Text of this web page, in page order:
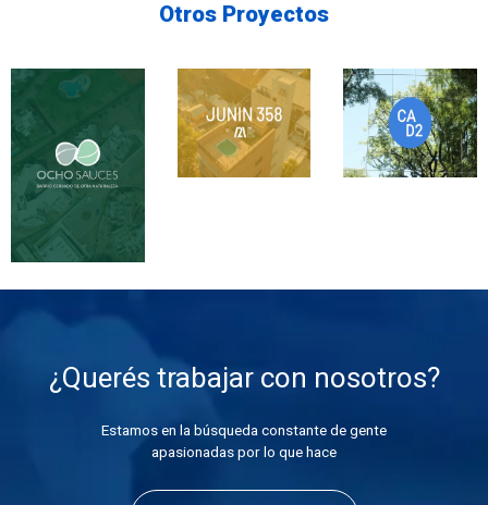
Otros Proyectos
¿Querés trabajar con nosotros?
Estamos en la búsqueda constante de gente
apasionadas por lo que hace